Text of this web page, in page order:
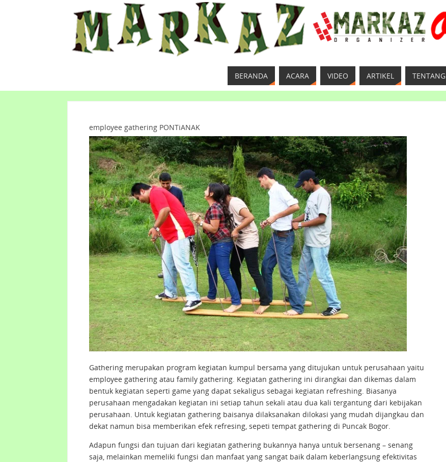
BERANDA ACARA VIDEO ARTIKEL TENTANG
employee gathering PONTiANAK
Gathering merupakan program kegiatan kumpul bersama yang ditujukan untuk perusahaan yaitu
employee gathering atau family gathering. Kegiatan gathering ini dirangkai dan dikemas dalam
bentuk kegiatan seperti game yang dapat sekaligus sebagai kegiatan refreshing. Biasanya
perusahaan mengadakan kegiatan ini setiap tahun sekali atau dua kali tergantung dari kebijakan
perusahaan. Untuk kegiatan gathering baisanya dilaksanakan dilokasi yang mudah dijangkau dan
dekat namun bisa memberikan efek refresing, sepeti tempat gathering di Puncak Bogor.
Adapun fungsi dan tujuan dari kegiatan gathering bukannya hanya untuk bersenang – senang
saja, melainkan memeliki fungsi dan manfaat yang sangat baik dalam keberlangsung efektivitas